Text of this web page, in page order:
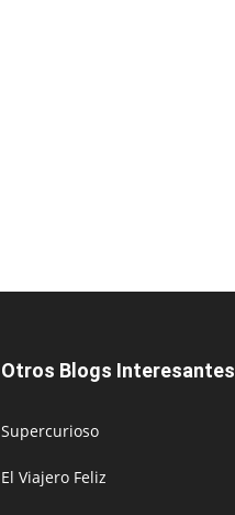
Otros Blogs Interesantes
Supercurioso
El Viajero Feliz